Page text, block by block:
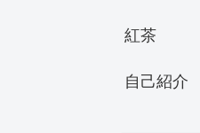
紅茶
自己紹介